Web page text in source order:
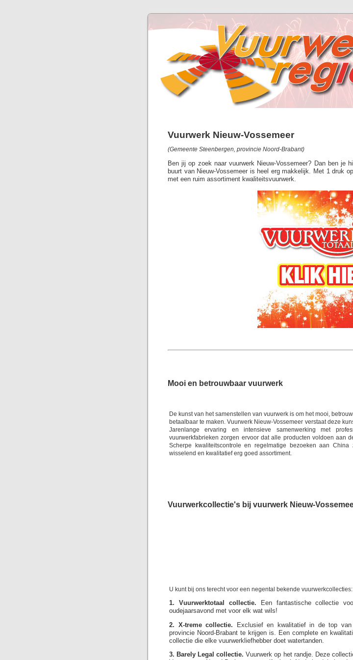
Vuurwerk Nieuw-Vossemeer
(Gemeente Steenbergen, provincie Noord-Brabant)
Ben jij op zoek naar vuurwerk Nieuw-Vossemeer? Dan ben je
buurt van Nieuw-Vossemeer is heel erg makkelijk. Met 1 druk
met een ruim assortiment kwaliteitsvuurwerk.
Mooi en betrouwbaar vuurwerk
De kunst van het samenstellen van vuurwerk is om het mooi,
betaalbaar te maken. Vuurwerk Nieuw-Vossemeer verstaat deze
Jarenlange ervaring en intensieve samenwerking met
vuurwerkfabrieken zorgen ervoor dat alle producten voldoen aan
Scherpe kwaliteitscontrole en regelmatige bezoeken aan China
wisselend en kwalitatief erg goed assortiment.
Vuurwerkcollectie's bij vuurwerk Nieuw-
U kunt bij ons terecht voor een negental bekende vuurwerkcollecties:
1. Vuurwerktotaal collectie. Een fantastische collectie
oudejaarsavond met voor elk wat wils!
2. X-treme collectie. Exclusief en kwalitatief in de top
provincie Noord-Brabant te krijgen is. Een complete en
collectie die elke vuurwerkliefhebber doet watertanden.
3. Barely Legal collectie. Vuurwerk op het randje. Deze